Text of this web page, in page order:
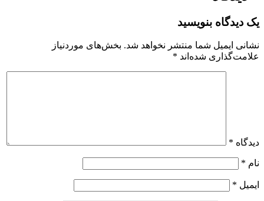
یک دیدگاه بنویسید
نشانی ایمیل شما منتشر نخواهد شد. بخش‌های موردنیاز
علامت‌گذاری شده‌اند *
دیدگاه *
نام *
ایمیل *